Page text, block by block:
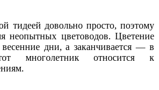
тидеей довольно просто, поэтому
неопытных цветоводов. Цветение
весенние дни, а заканчивается ― в
многолетник относится к